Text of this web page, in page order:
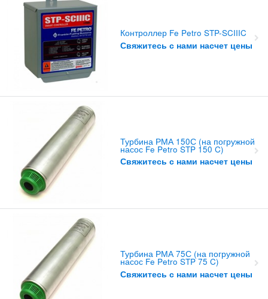
Контроллер Fe Petro STP-SCIIIC
Свяжитесь с нами насчет цены
Турбина РМА 150С (на погружной
насос Fe Petro STP 150 C)
Свяжитесь с нами насчет цены
Турбина РМА 75С (на погружной
насос Fe Petro STP 75 C)
Свяжитесь с нами насчет цены